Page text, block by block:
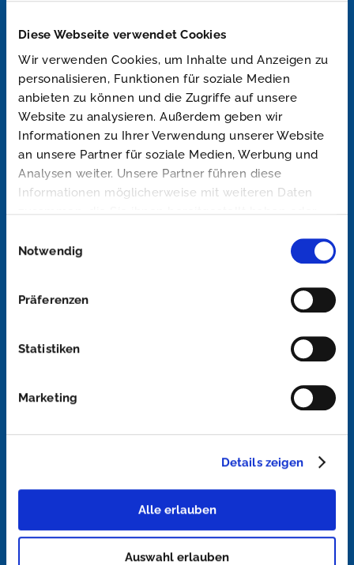
Diese Webseite verwendet Cookies
Wir verwenden Cookies, um Inhalte und Anzeigen zu
personalisieren, Funktionen für soziale Medien
anbieten zu können und die Zugriffe auf unsere
Website zu analysieren. Außerdem geben wir
Informationen zu Ihrer Verwendung unserer Website
an unsere Partner für soziale Medien, Werbung und
Analysen weiter. Unsere Partner führen diese
Informationen möglicherweise mit weiteren Daten
gesammelt haben.
Notwendig
Präferenzen
Statistiken
Marketing
Details zeigen
Alle erlauben
Auswahl erlauben
Goliath Trans-Lining gehört seit der
Firmengründung im Jahr 2000 zu den ersten und
Beschichtungen Deutschlands.
ZUR ANFRAGE
NAVIGATION
Konfigurator